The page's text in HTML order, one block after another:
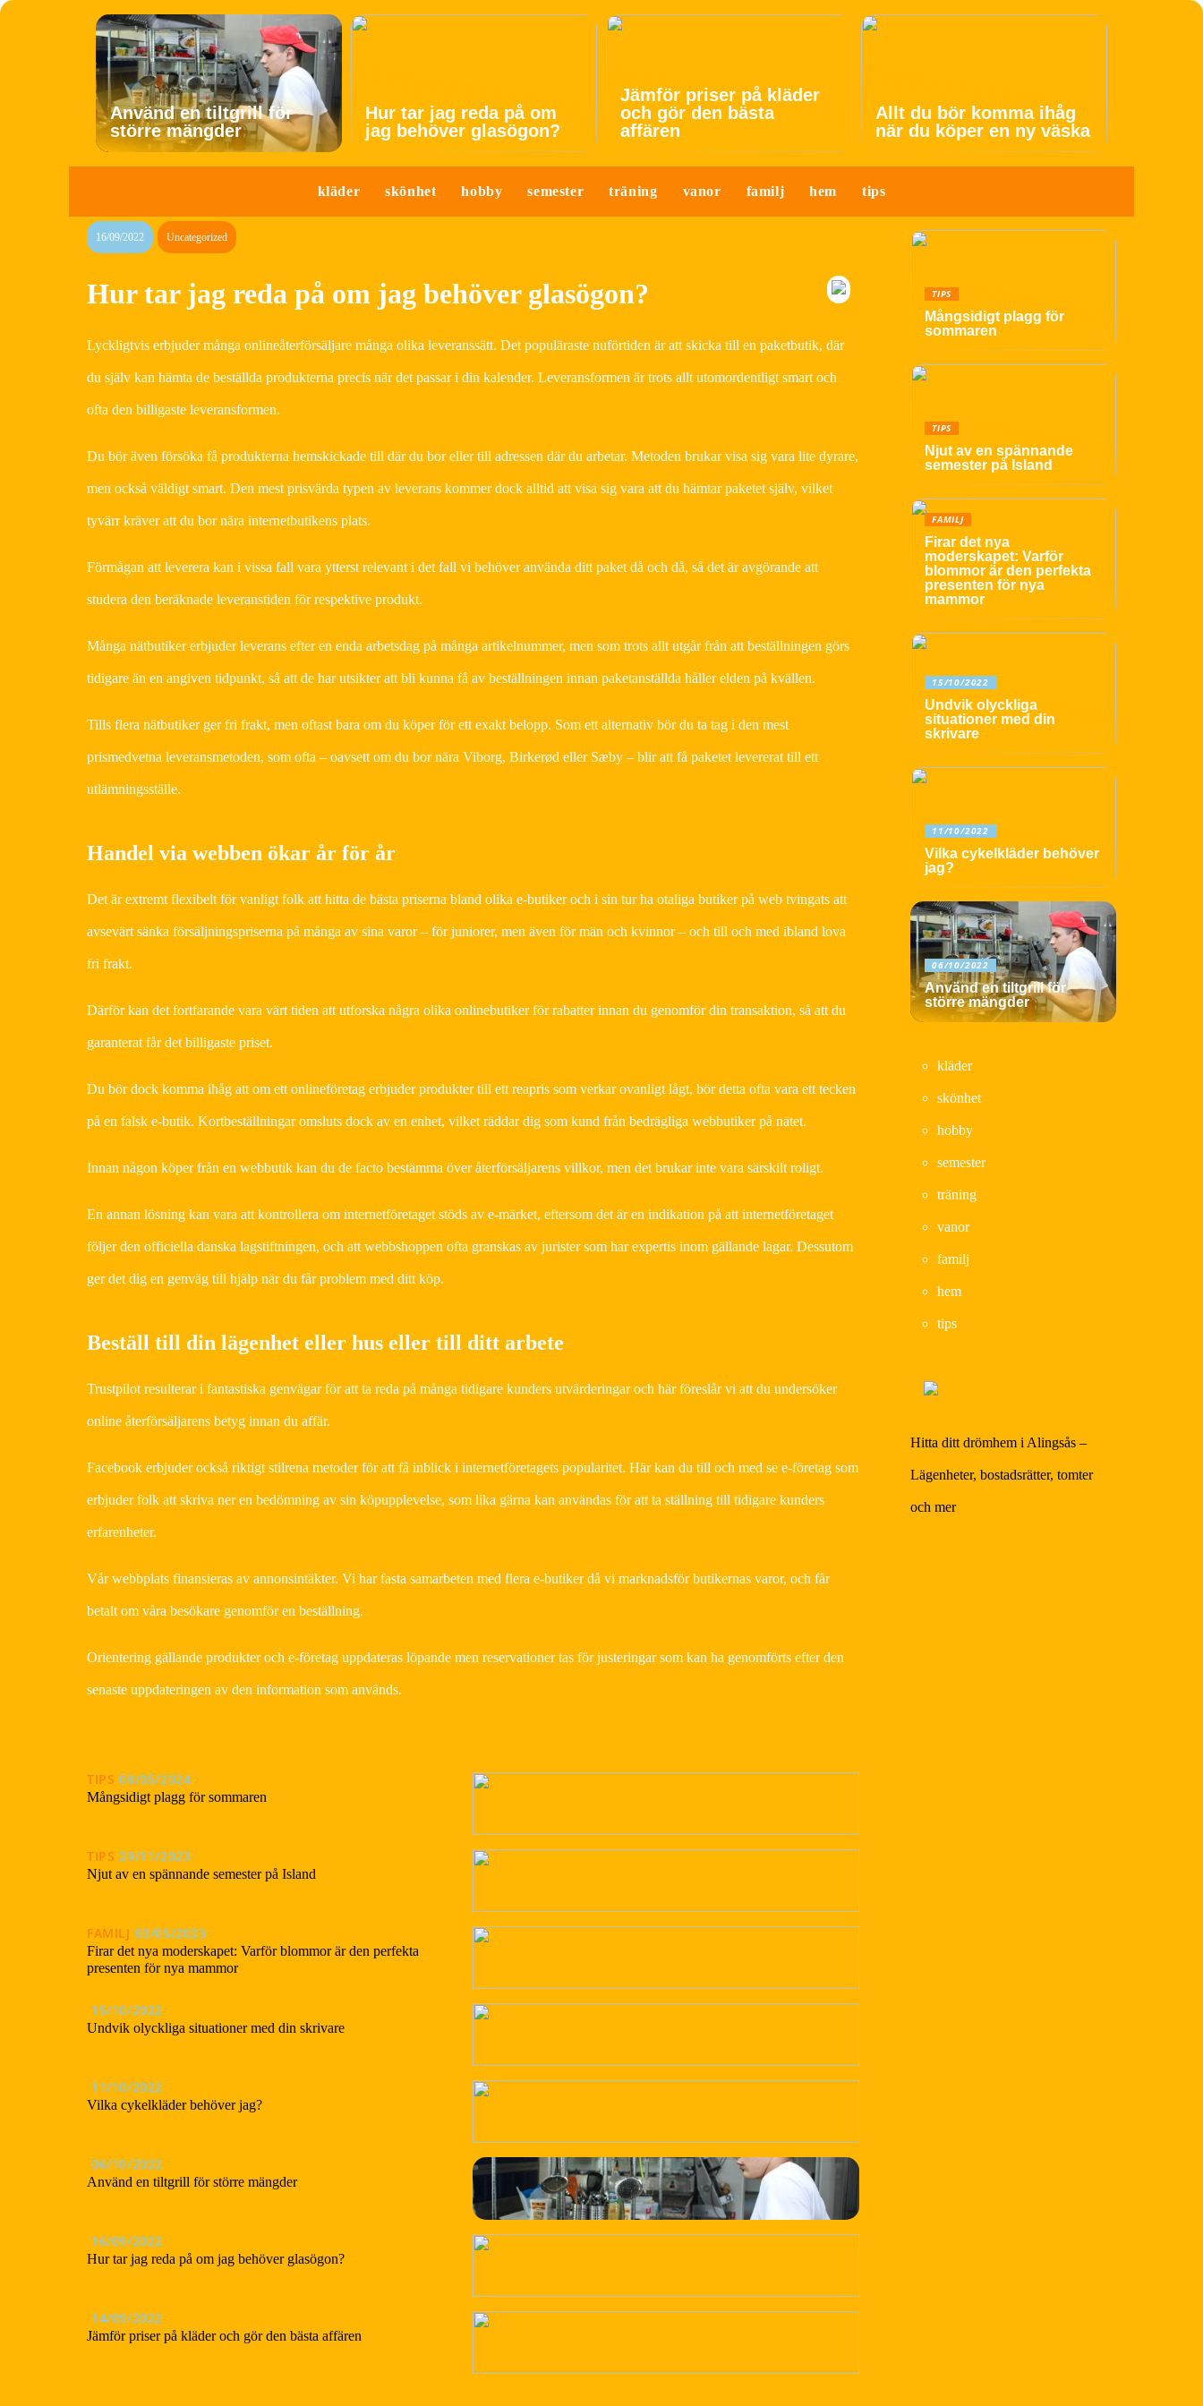
Använd en tiltgrill för
större mängder
Hur tar jag reda på om
jag behöver glasögon?
Jämför priser på kläder
och gör den bästa
affären
Allt du bör komma ihåg
när du köper en ny väska
kläder skönhet hobby semester träning vanor familj hem tips
16/09/2022 Uncategorized
Hur tar jag reda på om jag behöver glasögon?
Lyckligtvis erbjuder många onlineåterförsäljare många olika leveranssätt. Det populäraste nuförtiden är att skicka till en paketbutik, där
du själv kan hämta de beställda produkterna precis när det passar i din kalender. Leveransformen är trots allt utomordentligt smart och
ofta den billigaste leveransformen.
Du bör även försöka få produkterna hemskickade till där du bor eller till adressen där du arbetar. Metoden brukar visa sig vara lite dyrare,
men också väldigt smart. Den mest prisvärda typen av leverans kommer dock alltid att visa sig vara att du hämtar paketet själv, vilket
tyvärr kräver att du bor nära internetbutikens plats.
Förmågan att leverera kan i vissa fall vara ytterst relevant i det fall vi behöver använda ditt paket då och då, så det är avgörande att
studera den beräknade leveranstiden för respektive produkt.
Många nätbutiker erbjuder leverans efter en enda arbetsdag på många artikelnummer, men som trots allt utgår från att beställningen görs
tidigare än en angiven tidpunkt, så att de har utsikter att bli kunna få av beställningen innan paketanställda håller elden på kvällen.
Tills flera nätbutiker ger fri frakt, men oftast bara om du köper för ett exakt belopp. Som ett alternativ bör du ta tag i den mest
prismedvetna leveransmetoden, som ofta – oavsett om du bor nära Viborg, Birkerød eller Sæby – blir att få paketet levererat till ett
utlämningsställe.
Handel via webben ökar år för år
Det är extremt flexibelt för vanligt folk att hitta de bästa priserna bland olika e-butiker och i sin tur ha otaliga butiker på web tvingats att
avsevärt sänka försäljningspriserna på många av sina varor – för juniorer, men även för män och kvinnor – och till och med ibland lova
fri frakt.
Därför kan det fortfarande vara värt tiden att utforska några olika onlinebutiker för rabatter innan du genomför din transaktion, så att du
garanterat får det billigaste priset.
Du bör dock komma ihåg att om ett onlineföretag erbjuder produkter till ett reapris som verkar ovanligt lågt, bör detta ofta vara ett tecken
på en falsk e-butik. Kortbeställningar omsluts dock av en enhet, vilket räddar dig som kund från bedrägliga webbutiker på nätet.
Innan någon köper från en webbutik kan du de facto bestämma över återförsäljarens villkor, men det brukar inte vara särskilt roligt.
En annan lösning kan vara att kontrollera om internetföretaget stöds av e-märket, eftersom det är en indikation på att internetföretaget
följer den officiella danska lagstiftningen, och att webbshoppen ofta granskas av jurister som har expertis inom gällande lagar. Dessutom
ger det dig en genväg till hjälp när du får problem med ditt köp.
Beställ till din lägenhet eller hus eller till ditt arbete
Trustpilot resulterar i fantastiska genvägar för att ta reda på många tidigare kunders utvärderingar och här föreslår vi att du undersöker
online återförsäljarens betyg innan du affär.
Facebook erbjuder också riktigt stilrena metoder för att få inblick i internetföretagets popularitet. Här kan du till och med se e-företag som
erbjuder folk att skriva ner en bedömning av sin köpupplevelse, som lika gärna kan användas för att ta ställning till tidigare kunders
erfarenheter.
Vår webbplats finansieras av annonsintäkter. Vi har fasta samarbeten med flera e-butiker då vi marknadsför butikernas varor, och får
betalt om våra besökare genomför en beställning.
Orientering gällande produkter och e-företag uppdateras löpande men reservationer tas för justeringar som kan ha genomförts efter den
senaste uppdateringen av den information som används.
TIPS 08/05/2024
Mångsidigt plagg för sommaren
TIPS 29/11/2023
Njut av en spännande semester på Island
FAMILJ 03/05/2023
Firar det nya moderskapet: Varför blommor är den perfekta
presenten för nya mammor
15/10/2022
Undvik olyckliga situationer med din skrivare
11/10/2022
Vilka cykelkläder behöver jag?
06/10/2022
Använd en tiltgrill för större mängder
16/09/2022
Hur tar jag reda på om jag behöver glasögon?
14/09/2022
Jämför priser på kläder och gör den bästa affären
TIPS
Mångsidigt plagg för
sommaren
TIPS
Njut av en spännande
semester på Island
FAMILJ
Firar det nya
moderskapet: Varför
blommor är den perfekta
presenten för nya
mammor
15/10/2022
Undvik olyckliga
situationer med din
skrivare
11/10/2022
Vilka cykelkläder behöver
jag?
06/10/2022
Använd en tiltgrill för
större mängder
kläder
skönhet
hobby
semester
träning
vanor
familj
hem
tips
Hitta ditt drömhem i Alingsås –
Lägenheter, bostadsrätter, tomter
och mer